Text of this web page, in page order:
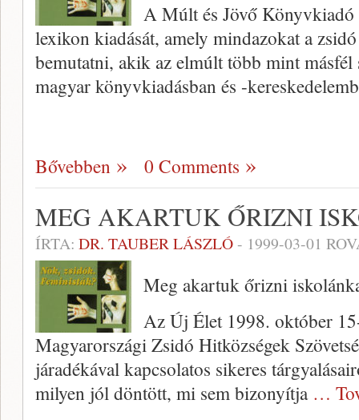
A Múlt és Jövő Könyvkiadó
lexikon kiadását, amely mindazokat a
bemutatni, akik az el­múlt több mint
magyar könyvkiadásban és -
Bővebben 0 Comments
MEG AKARTUK ŐRIZNI
ÍRTA: DR. TAUBER LÁSZLÓ- 1999-03-01
Meg akartuk őrizni
Az Új Élet 1998. október
Magyarországi Zsidó Hitközségek
járadékával kapcsolatos sike­res
milyen jól döntött, mi sem bizonyítja …